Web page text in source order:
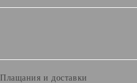
Плащания и доставки